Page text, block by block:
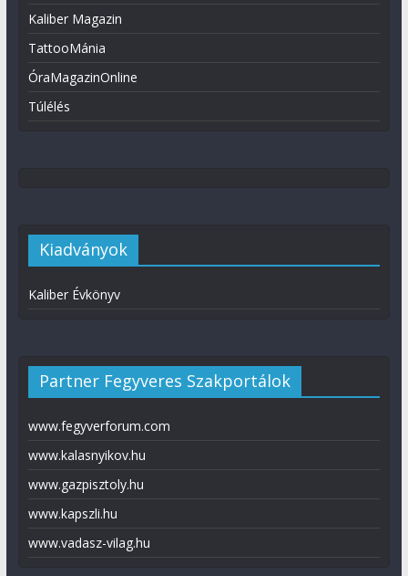
Kaliber Magazin
TattooMánia
ÓraMagazinOnline
Túlélés
Kiadványok
Kaliber Évkönyv
Partner Fegyveres Szakportálok
www.fegyverforum.com
www.kalasnyikov.hu
www.gazpisztoly.hu
www.kapszli.hu
www.vadasz-vilag.hu